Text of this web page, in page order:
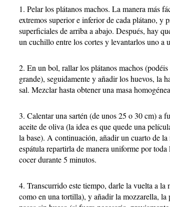
1. Pelar los plátanos machos. La manera más
extremos superior e inferior de cada plátano, y
superficiales de arriba a abajo. Después, hay
un cuchillo entre los cortes y levantarlos uno a
2. En un bol, rallar los plátanos machos
grande), seguidamente y añadir los huevos, la
sal. Mezclar hasta obtener una masa
3. Calentar una sartén (de unos 25 o 30 cm) a
aceite de oliva (la idea es que quede una
la base). A continuación, añadir un cuarto de
espátula repartirla de manera uniforme por
cocer durante 5 minutos.
4. Transcurrido este tiempo, darle la vuelta a la
como en una tortilla), y añadir la mozzarella, la